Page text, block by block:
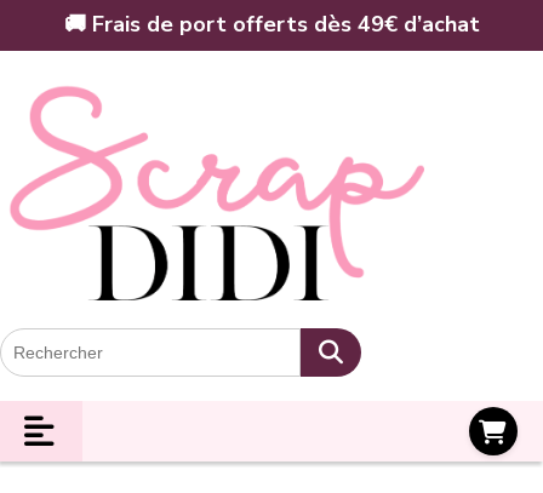
🚚 Frais de port offerts dès 49€ d’achat